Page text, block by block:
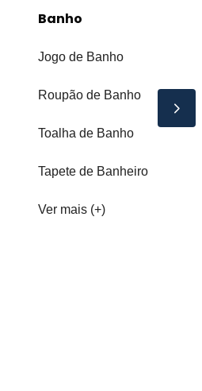
Banho
Jogo de Banho
Roupão de Banho
Toalha de Banho
Tapete de Banheiro
Ver mais (+)